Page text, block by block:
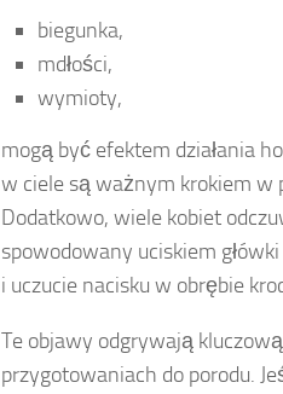
biegunka,
mdłości,
wymioty,
mogą być efektem działania
w ciele są ważnym krokiem w
Dodatkowo, wiele kobiet
spowodowany uciskiem
i uczucie nacisku w obrębie
Te objawy odgrywają
przygotowaniach do porodu.